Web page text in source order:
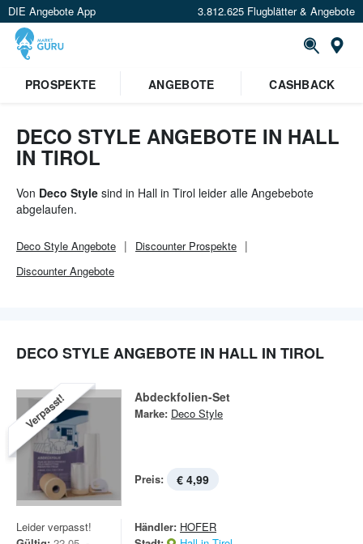
DIE Angebote App 3.812.625 Flugblätter & Angebote
PROSPEKTE
ANGEBOTE CASHBACK
DECO STYLE ANGEBOTE IN HALL
IN TIROL
Von Deco Style sind in Hall in Tirol leider alle Angebebote
abgelaufen.
Deco Style Angebote DiscounterProspekte
DiscounterAngebote
DECO STYLE ANGEBOTE IN HALL IN TIROL
Verpasst! Abdeckfolien-Set
Marke: Deco Style
Preis: € 4,99
Leider verpasst!
Händler: HOFER